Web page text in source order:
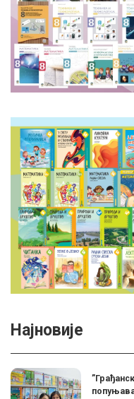
Најновије